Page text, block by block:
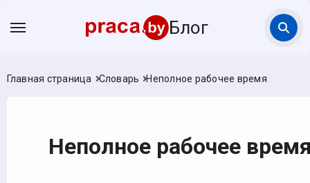
Блог
Главная страница Словарь Неполное рабочее время
Неполное рабочее